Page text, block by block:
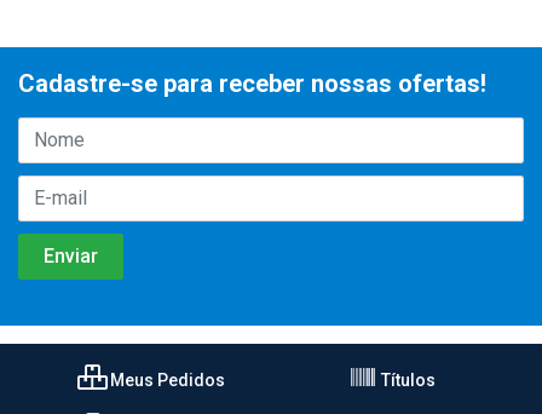
Cadastre-se para receber nossas ofertas!
Meus Pedidos Títulos